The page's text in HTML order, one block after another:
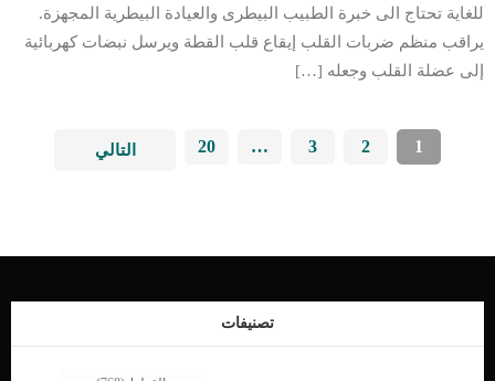
للغاية تحتاج الى خبرة الطبيب البيطرى والعيادة البيطرية المجهزة.
يراقب منظم ضربات القلب إيقاع قلب القطة ويرسل نبضات كهربائية
إلى عضلة القلب وجعله […]
1
2
3
…
20 التالي
تصنيفات